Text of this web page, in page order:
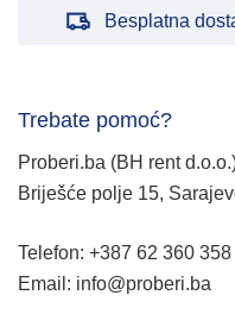
Besplatna
Trebate pomoć?
Proberi.ba (BH rent
Briješće polje 15,
Telefon: +387 62 360 358
Email: info@proberi.ba